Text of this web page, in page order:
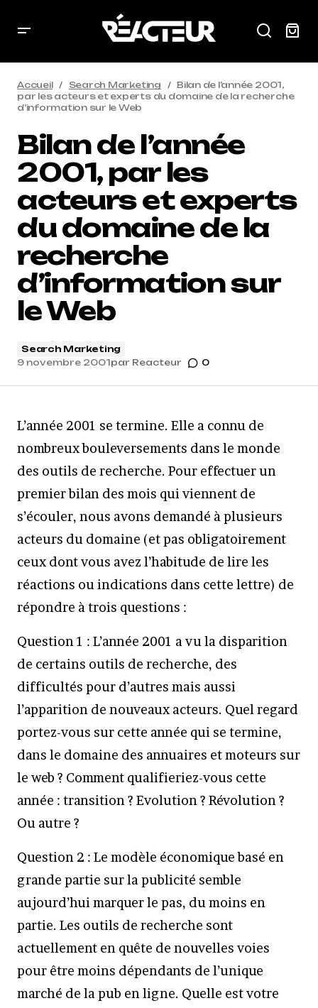
Accueil Search Marketing
Bilan de l’année 2001,
par les acteurs et experts du domaine de la recherche
d’information sur le Web
Bilan de l’année
2001, par les
acteurs et experts
du domaine de la
recherche
d’information sur
le Web
Search Marketing
9 novembre 2001par Reacteur 0
L’année 2001 se termine. Elle a connu de
nombreux bouleversements dans le monde
des outils de recherche. Pour effectuer un
premier bilan des mois qui viennent de
s’écouler, nous avons demandé à plusieurs
acteurs du domaine (et pas obligatoirement
ceux dont vous avez l’habitude de lire les
réactions ou indications dans cette lettre) de
répondre à trois questions :
Question 1 : L’année 2001 a vu la disparition
de certains outils de recherche, des
difficultés pour d’autres mais aussi
l’apparition de nouveaux acteurs. Quel regard
portez-vous sur cette année qui se termine,
dans le domaine des annuaires et moteurs sur
le web ? Comment qualifieriez-vous cette
année : transition ? Evolution ? Révolution ?
Ou autre ?
Question 2 : Le modèle économique basé en
grande partie sur la publicité semble
aujourd’hui marquer le pas, du moins en
partie. Les outils de recherche sont
actuellement en quête de nouvelles voies
pour être moins dépendants de l’unique
marché de la pub en ligne. Quelle est votre